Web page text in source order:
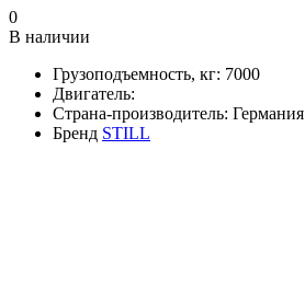
0
В наличии
Грузоподъемность, кг: 7000
Двигатель:
Страна-производитель: Германия
Бренд STILL